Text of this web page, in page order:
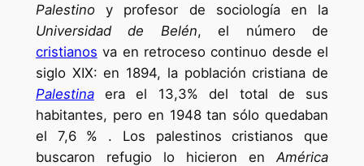
Palestinoy profesor de sociología en la
Universidad de Belén, el número de
cristianos va en retroceso continuo desde el
siglo XIX: en 1894, la población cristiana de
Palestinaera el 13,3% del total de sus
habitantes, pero en 1948 tan sólo quedaban
el 7,6 % . Los palestinos cristianos que
buscaron refugio lo hicieron enAmérica